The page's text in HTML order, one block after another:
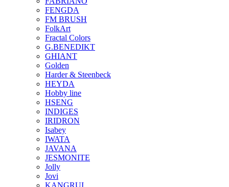
FENGDA
FM BRUSH
FolkArt
Fractal Colors
G.BENEDIKT
GHIANT
Golden
Harder & Steenbeck
HEYDA
Hobby line
HSENG
INDIGES
IRIDRON
Isabey
IWATA
JAVANA
JESMONITE
Jolly
Jovi
KANGRUI